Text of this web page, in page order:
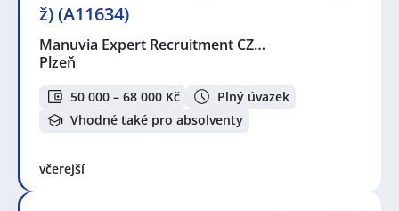
ž) (A11634)
Manuvia Expert Recruitment CZ…
Plzeň
50 000 – 68 000 Kč
Plný úvazek
Vhodné také pro absolventy
včerejší